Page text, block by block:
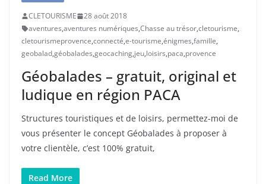
CLETOURISME
28 août 2018
aventures,aventures numériques,Chasse au trésor,cletourisme,
cletourismeprovence,connecté,e-tourisme,énigmes,famille,
geobalad,géobalades,geocaching,jeu,loisirs,paca,provence
Géobalades – gratuit, original et
ludique en région PACA
Structures touristiques et de loisirs, permettez-moi de
vous présenter le concept Géobalades à proposer à
votre clientèle, c’est 100% gratuit,
Read More